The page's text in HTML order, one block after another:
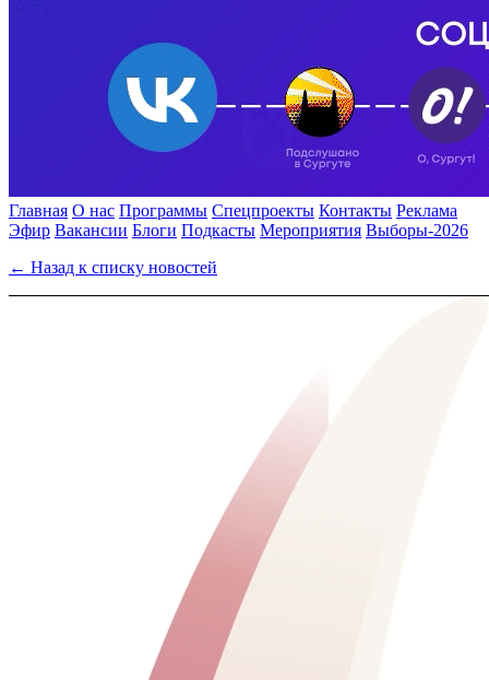
Главная О нас Программы Спецпроекты Контакты Реклама
Эфир Вакансии Блоги Подкасты Мероприятия Выборы-2026
← Назад к списку новостей